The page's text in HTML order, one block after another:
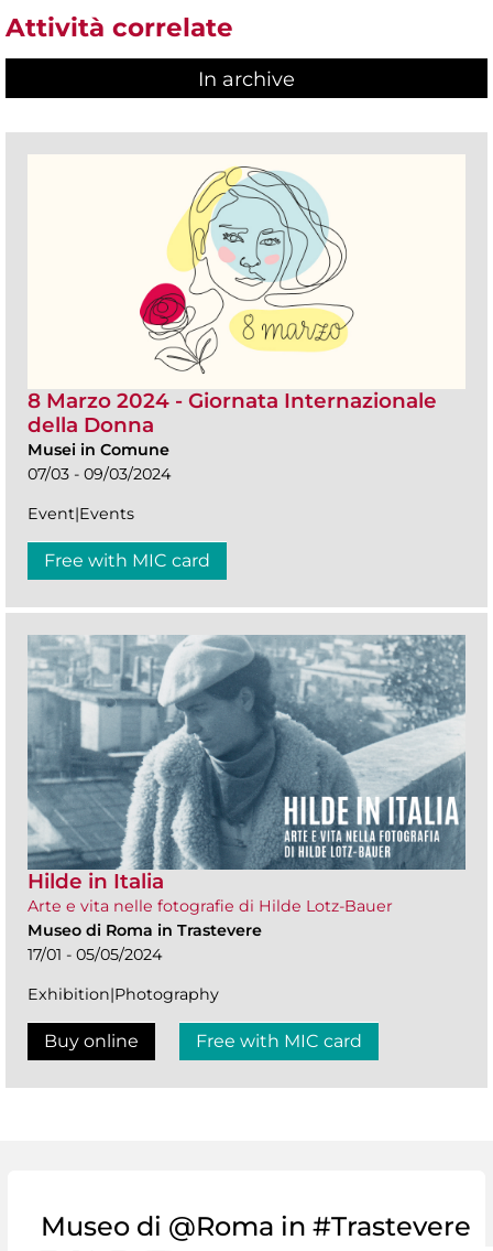
Attività correlate
In archive
8 Marzo 2024 - Giornata Internazionale
della Donna
Musei in Comune
07/03 - 09/03/2024
Event|Events
Free with MIC card
Hilde in Italia
Arte e vita nelle fotografie di Hilde Lotz-Bauer
Museo di Roma in Trastevere
17/01 - 05/05/2024
Exhibition|Photography
Buy online Free with MIC card
Museo di @Roma in #Trastevere